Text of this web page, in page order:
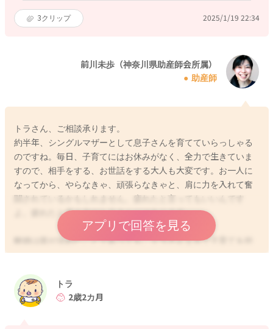
3クリップ 2025/1/19 22:34
前川未歩（神奈川県助産師会所属）
助産師
トラさん、ご相談承ります。
約半年、シングルマザーとして息子さんを育てていらっしゃる
のですね。毎日、子育てにはお休みがなく、全力で生きていま
すので、相手をする、お世話をする大人も大変です。お一人に
なってから、やらなきゃ、頑張らなきゃと、肩に力を入れて奮
闘されているかもしれません。疲れたと言ってもいいんです
よ。疲れたと言う力がトラさんにはあります。
離婚は親が決めたことであっても、トラさん１人で子育てを担
わなければいけないわけではありません。周りの人の力を借り
ものお世話は１人でできても、子育ては絶対に１人ではできま
せんので…。
アプリで回答を見る
トラ
2歳2カ月